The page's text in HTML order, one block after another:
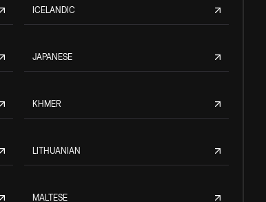
ICELANDIC
JAPANESE
KHMER
LITHUANIAN
MALTESE